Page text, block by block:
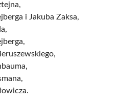
i Jakuba Zaksa,